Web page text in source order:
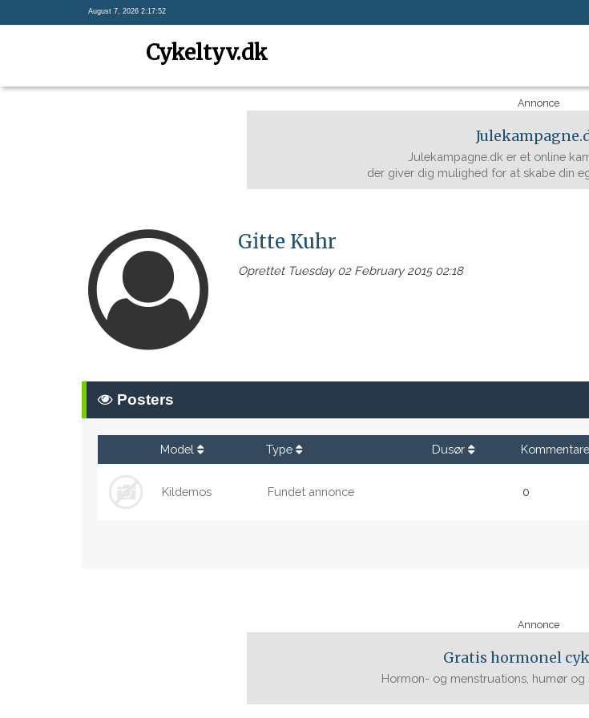
August 7, 2026 2:17:52
Cykeltyv.dk
Annonce
Julekampagne.dk er et online
der giver dig mulighed for at skabe din
Gitte Kuhr
Oprettet Tuesday 02 February 2015 02:18
Posters
Model Type Dusør
Kildemos Fundet annonce 0
Annonce
Gratis hormonel
Hormon- og menstruations, humør